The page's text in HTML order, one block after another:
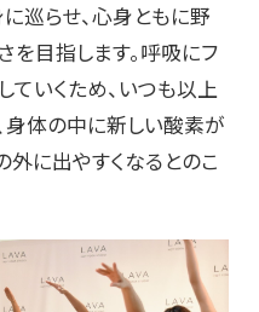
巡らせ、心身ともに野
を目指します。呼吸にフ
ていくため、いつも以上
身体の中に新しい酸素が
外に出やすくなるとのこ